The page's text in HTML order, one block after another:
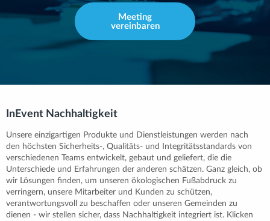
Meeting
vereinbaren
InEvent Nachhaltigkeit
Unsere einzigartigen Produkte und Dienstleistungen werden nach
den höchsten Sicherheits-, Qualitäts- und Integritätsstandards von
verschiedenen Teams entwickelt, gebaut und geliefert, die die
Unterschiede und Erfahrungen der anderen schätzen. Ganz gleich, ob
wir Lösungen finden, um unseren ökologischen Fußabdruck zu
verringern, unsere Mitarbeiter und Kunden zu schützen,
verantwortungsvoll zu beschaffen oder unseren Gemeinden zu
dienen - wir stellen sicher, dass Nachhaltigkeit integriert ist. Klicken